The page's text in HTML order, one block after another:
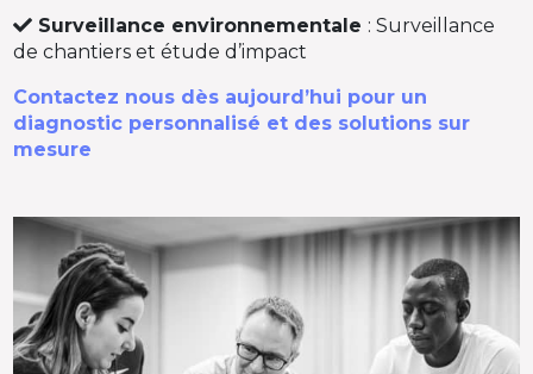
Surveillance environnementale : Surveillance
de chantiers et étude d’impact
Contactez nous dès aujourd’hui pour un
diagnostic personnalisé et des solutions sur
mesure